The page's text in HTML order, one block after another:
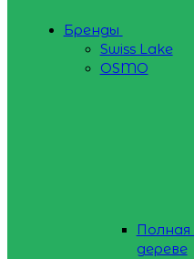
Бренды
Swiss Lake
OSMO
дереве